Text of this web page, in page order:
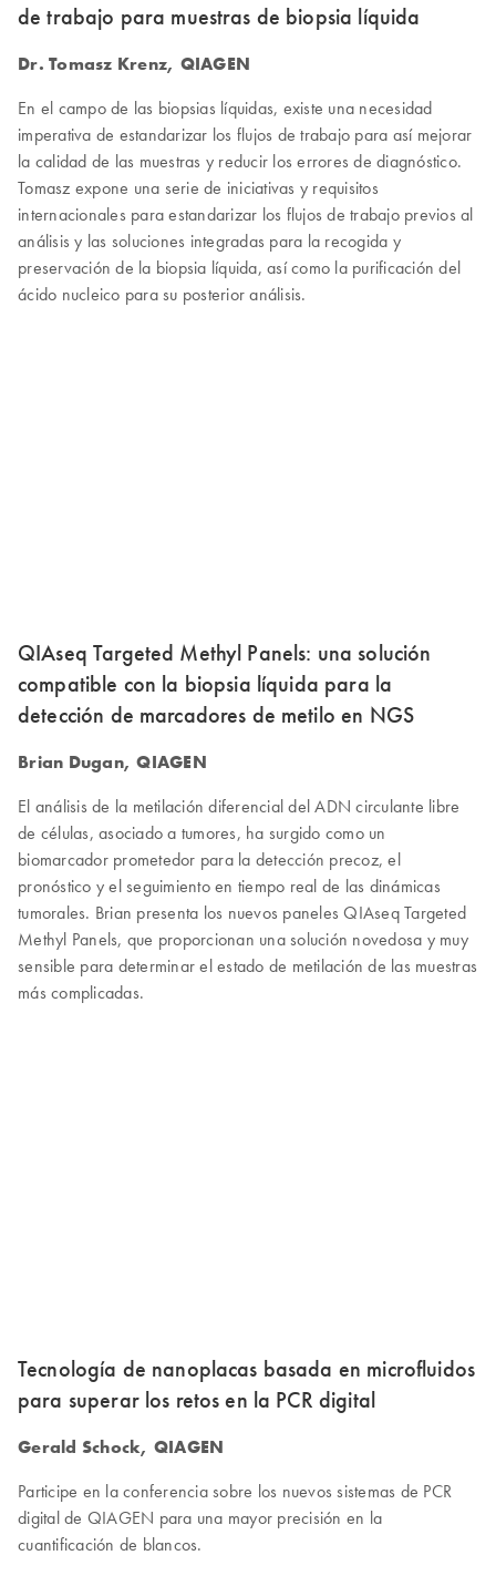
de trabajo para muestras de biopsia líquida
Dr. Tomasz Krenz, QIAGEN
En el campo de las biopsias líquidas, existe una necesidad
imperativa de estandarizar los flujos de trabajo para así mejorar
la calidad de las muestras y reducir los errores de diagnóstico.
Tomasz expone una serie de iniciativas y requisitos
internacionales para estandarizar los flujos de trabajo previos al
análisis y las soluciones integradas para la recogida y
preservación de la biopsia líquida, así como la purificación del
ácido nucleico para su posterior análisis.
QIAseq Targeted Methyl Panels: una solución
compatible con la biopsia líquida para la
detección de marcadores de metilo en NGS
Brian Dugan, QIAGEN
El análisis de la metilación diferencial del ADN circulante libre
de células, asociado a tumores, ha surgido como un
biomarcador prometedor para la detección precoz, el
pronóstico y el seguimiento en tiempo real de las dinámicas
tumorales. Brian presenta los nuevos paneles QIAseq Targeted
Methyl Panels, que proporcionan una solución novedosa y muy
sensible para determinar el estado de metilación de las muestras
más complicadas.
Tecnología de nanoplacas basada en microfluidos
para superar los retos en la PCR digital
Gerald Schock, QIAGEN
Participe en la conferencia sobre los nuevos sistemas de PCR
digital de QIAGEN para una mayor precisión en la
cuantificación de blancos.